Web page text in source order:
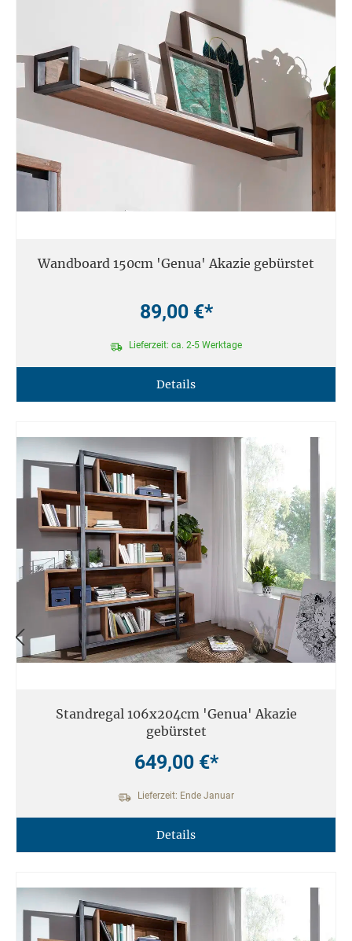
Wandboard 150cm 'Genua' Akazie gebürstet
89,00 €*
Lieferzeit: ca. 2-5 Werktage
Details
Standregal 106x204cm 'Genua' Akazie
gebürstet
649,00 €*
Lieferzeit: Ende Januar
Details